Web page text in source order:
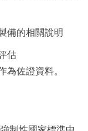
備的相關說明
估
為佐證資料。